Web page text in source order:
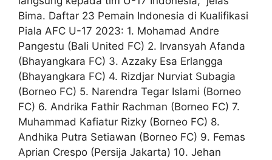
Bima. Daftar 23 Pemain Indonesia di Kualifikasi
Piala AFC U-17 2023: 1. Mohamad Andre
Pangestu (Bali United FC) 2. Irvansyah Afanda
(Bhayangkara FC) 3. Azzaky Esa Erlangga
(Bhayangkara FC) 4. Rizdjar Nurviat Subagia
(Borneo FC) 5. Narendra Tegar Islami (Borneo
FC) 6. Andrika Fathir Rachman (Borneo FC) 7.
Muhammad Kafiatur Rizky (Borneo FC) 8.
Andhika Putra Setiawan (Borneo FC) 9. Femas
Aprian Crespo (Persija Jakarta) 10. Jehan